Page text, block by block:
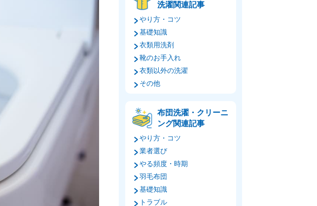
洗濯関連記事
やり方・コツ
基礎知識
衣類用洗剤
靴のお手入れ
衣類以外の洗濯
その他
布団洗濯・クリーニ
ング関連記事
やり方・コツ
業者選び
やる頻度・時期
羽毛布団
基礎知識
トラブル